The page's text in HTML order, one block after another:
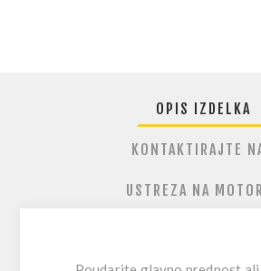
OPIS IZDELKA
KONTAKTIRAJTE
USTREZA NA